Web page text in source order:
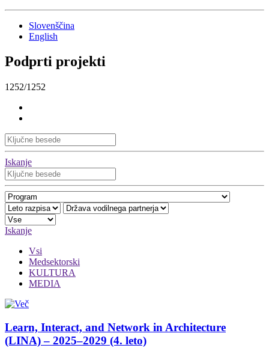
Slovenščina
English
Podprti projekti
1252/1252
Iskanje
Iskanje
Vsi
Medsektorski
KULTURA
MEDIA
Learn, Interact, and Network in Architecture
(LINA) – 2025–2029 (4. leto)